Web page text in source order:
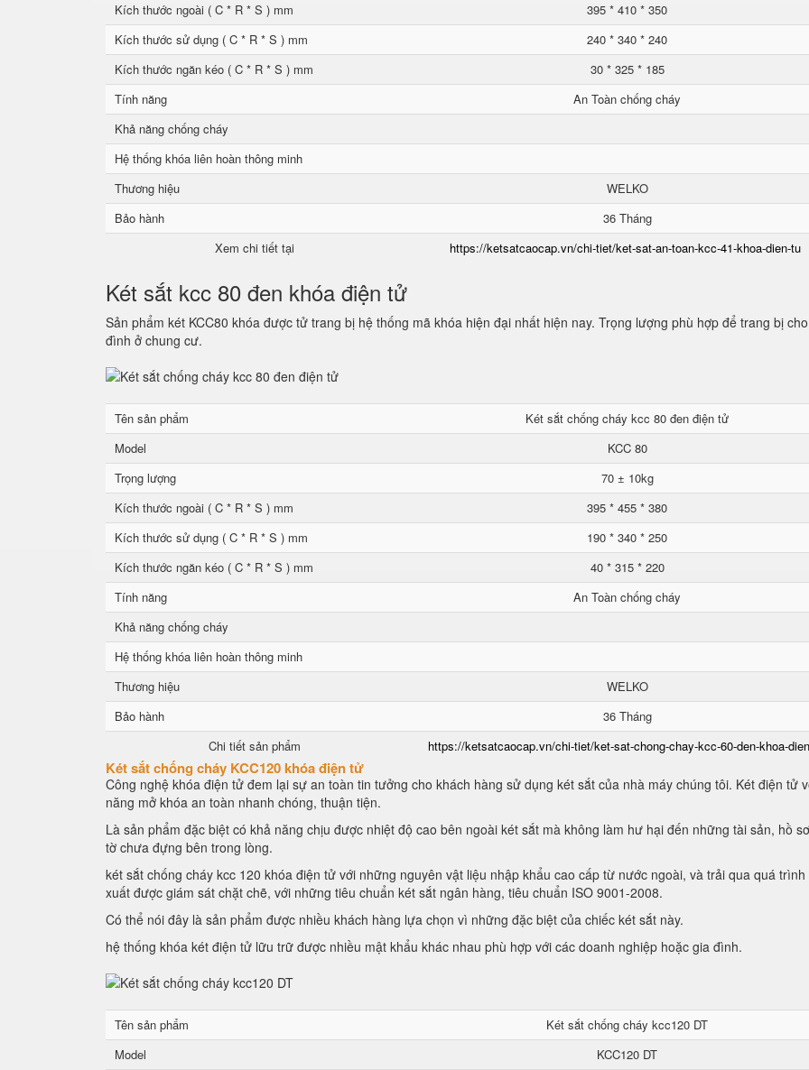
Kích thước ngoài ( C * R * S ) mm
395 * 410 * 350
Kích thước sử dụng ( C * R * S ) mm
240 * 340 * 240
Kích thước ngăn kéo ( C * R * S ) mm
30 * 325 * 185
Tính năng
An Toàn chống cháy
Khả năng chống cháy
Hệ thống khóa liên hoàn thông minh
Thương hiệu
WELKO
Bảo hành
36 Tháng
Xem chi tiết tại
https://ketsatcaocap.vn/chi-tiet/ket-sat-an-toan-kcc-41-khoa-dien-tu
Két sắt kcc 80 đen khóa điện tử
Sản phẩm két KCC80 khóa được tử trang bị hệ thống mã khóa hiện đại nhất hiện nay. Trọng lượng phù hợp để trang bị
đình ở chung cư.
Tên sản phẩm
Két sắt chống cháy kcc 80 đen điện tử
Model
KCC 80
Trọng lượng
70 ± 10kg
Kích thước ngoài ( C * R * S ) mm
395 * 455 * 380
Kích thước sử dụng ( C * R * S ) mm
190 * 340 * 250
Kích thước ngăn kéo ( C * R * S ) mm
40 * 315 * 220
Tính năng
An Toàn chống cháy
Khả năng chống cháy
Hệ thống khóa liên hoàn thông minh
Thương hiệu
WELKO
Bảo hành
36 Tháng
Chi tiết sản phẩm
https://ketsatcaocap.vn/chi-tiet/ket-sat-chong-chay-kcc-60-den-khoa-
Két sắt chống cháy KCC120 khóa điện tử
Công nghệ khóa điện tử đem lại sự an toàn tin tưởng cho khách hàng sử dụng két sắt của nhà máy chúng tôi. Két điện tử
năng mở khóa an toàn nhanh chóng, thuận tiện.
Là sản phẩm đặc biệt có khả năng chịu được nhiệt độ cao bên ngoài két sắt mà không làm hư hại đến những tài sản, hồ
tờ chưa đựng bên trong lòng.
két sắt chống cháy kcc 120 khóa điện tử với những nguyên vật liệu nhập khẩu cao cấp từ nước ngoài, và trải qua quá trình
xuất được giám sát chặt chẽ, với những tiêu chuẩn két sắt ngân hàng, tiêu chuẩn ISO 9001-2008.
Có thể nói đây là sản phẩm được nhiều khách hàng lựa chọn vì những đặc biệt của chiếc két sắt này.
hệ thống khóa két điện tử lữu trữ được nhiều mật khẩu khác nhau phù hợp với các doanh nghiệp hoặc gia đình.
Tên sản phẩm
Két sắt chống cháy kcc120 DT
Model
KCC120 DT